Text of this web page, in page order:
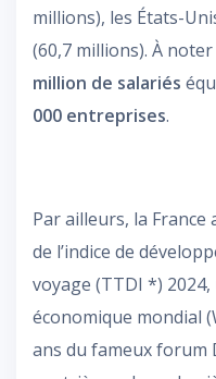
millions), les États-
(60,7 millions). À
million de salariés
000 entreprises.
Par ailleurs, la
de l’indice de
voyage (TTDI *)
économique mondial
ans du fameux forum